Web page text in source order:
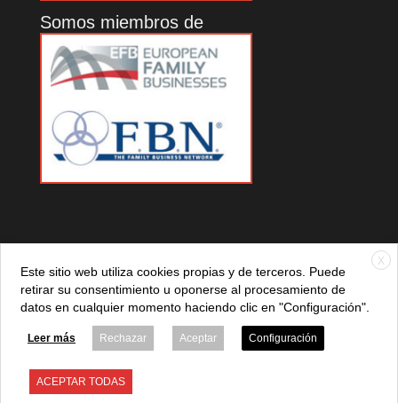
Somos miembros de
© 2021 ADEFAN. Todos los derechos reservados. 621 236
881 |Política de privacidad|Aviso legal |Política de cookies
X
Este sitio web utiliza cookies propias y de terceros. Puede
retirar su consentimiento u oponerse al procesamiento de
datos en cualquier momento haciendo clic en "Configuración".
Leer más Rechazar Aceptar Configuración
ACEPTAR TODAS